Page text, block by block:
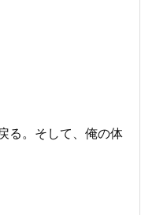
る。そして、俺の体